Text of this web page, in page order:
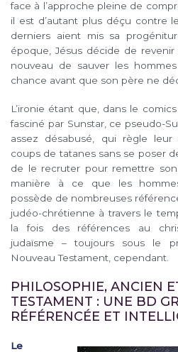
face à l’approche pleine de
il est d’autant plus déçu contre
derniers aient mis sa
époque, Jésus décide de
nouveau de sauver les
chance avant que son père ne
L’ironie étant que, dans le
fasciné par Sunstar, ce pseudo-
assez désabusé, qui règle
coups de tatanes sans se poser
de le recruter pour remettre
manière à ce que les
possède de nombreuses
judéo-chrétienne à travers le
la fois des références au
judaïsme – toujours sous le
Nouveau Testament, cependant.
PHILOSOPHIE, ANCIEN
TESTAMENT : UNE BD
RÉFÉRENCÉE ET
Le